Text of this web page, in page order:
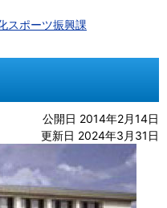
スポーツ振興課
公開日 2014年2月14日
更新日 2024年3月31日